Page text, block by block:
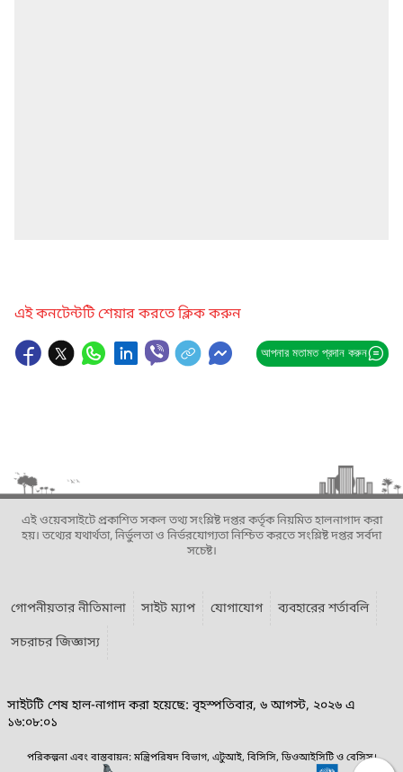
এই কনটেন্টটি শেয়ার করতে ক্লিক করুন
আপনার মতামত প্রদান করুন
এই ওয়েবসাইটে প্রকাশিত সকল তথ্য সংশ্লিষ্ট দপ্তর কর্তৃক নিয়মিত হালনাগাদ করা
হয়। তথ্যের যথার্থতা, নির্ভুলতা ও নির্ভরযোগ্যতা নিশ্চিত করতে সংশ্লিষ্ট দপ্তর সর্বদা
সচেষ্ট।
গোপনীয়তার নীতিমালা সাইট ম্যাপ যোগাযোগ
ব্যবহারের শর্তাবলি
সচরাচর জিজ্ঞাস্য
সাইটটি শেষ হাল-নাগাদ করা হয়েছে: বৃহস্পতিবার, ৬ আগস্ট, ২০২৬ এ
১৬:০৮:০১
পরিকল্পনা এবং বাস্তবায়ন: মন্ত্রিপরিষদ বিভাগ, এটুআই, বিসিসি, ডিওআইসিটি ও বেসিস।